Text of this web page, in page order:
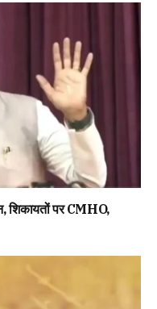
शिकायतों पर CMHO,